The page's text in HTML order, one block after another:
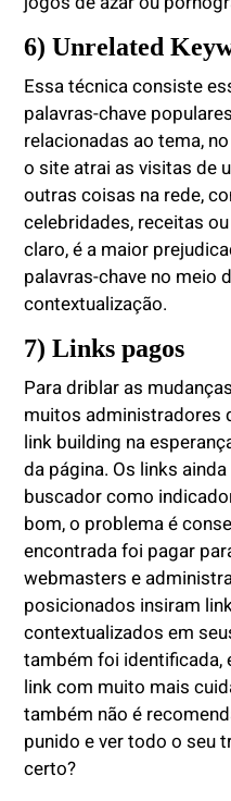
6) Unrelated
Essa técnica consiste
palavras-chave
relacionadas ao tema,
o site atrai as visitas de
outras coisas na rede,
celebridades, receitas
claro, é a maior
palavras-chave no meio
contextualização.
7) Links pagos
Para driblar as
muitos administradores
link building na
da página. Os links
buscador como
bom, o problema é
encontrada foi pagar
webmasters e
posicionados insiram
contextualizados em
também foi identificada,
link com muito mais
também não é
punido e ver todo o seu
certo?